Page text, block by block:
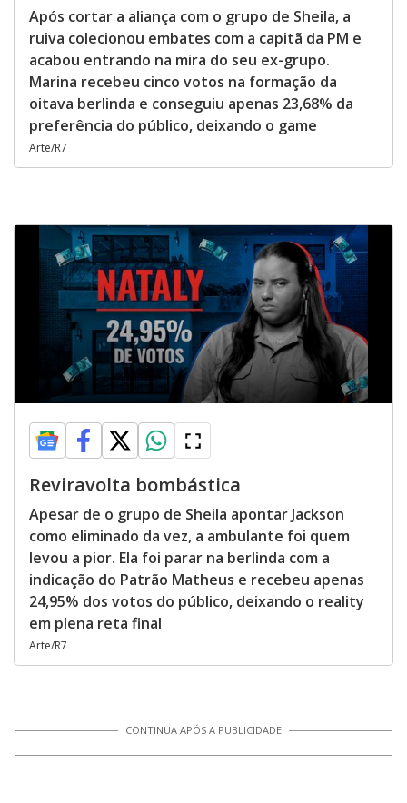
Após cortar a aliança com o grupo de Sheila, a
ruiva colecionou embates com a capitã da PM e
acabou entrando na mira do seu ex-grupo.
Marina recebeu cinco votos na formação da
oitava berlinda e conseguiu apenas 23,68% da
preferência do público, deixando o game
Arte/R7
Reviravolta bombástica
Apesar de o grupo de Sheila apontar Jackson
como eliminado da vez, a ambulante foi quem
levou a pior. Ela foi parar na berlinda com a
indicação do Patrão Matheus e recebeu apenas
24,95% dos votos do público, deixando o reality
em plena reta final
Arte/R7
CONTINUA APÓS A PUBLICIDADE